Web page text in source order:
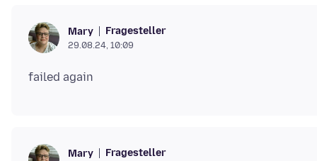
Mary Fragesteller
29.08.24, 10:09
Mary Fragesteller